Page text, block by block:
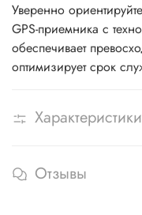
Уверенно
GPS-приемника с
обеспечивает
оптимизирует срок
Характеристики
Отзывы